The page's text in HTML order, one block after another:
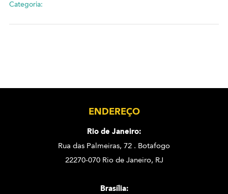
Categoria:
ENDEREÇO
Rio de Janeiro:
Rua das Palmeiras, 72 . Botafogo
22270-070 Rio de Janeiro, RJ
Brasília: